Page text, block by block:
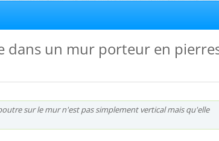
dans un mur porteur en
sur le mur n'est pas simplement vertical mais qu'elle